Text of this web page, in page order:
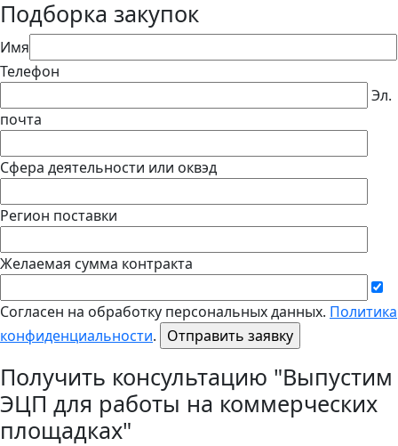
Подборка закупок
Имя
Телефон
Эл.
почта
Сфера деятельности или оквэд
Регион поставки
Желаемая сумма контракта
Согласен на обработку персональных данных. Политика
конфиденциальности.
Получить консультацию "Выпустим
ЭЦП для работы на коммерческих
площадках"